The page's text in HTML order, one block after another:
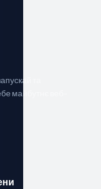
та
майбутнє веб-